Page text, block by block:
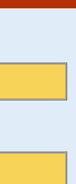
1
14390